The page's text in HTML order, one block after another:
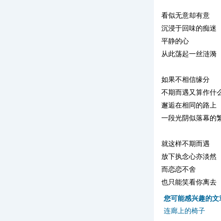
看似无意却有意
沉浸于回味的痴迷
平静的心
从此荡起一丝涟漪
如果不相信缘分
不期而遇又算作什
邂逅在相同的路上
一段光阴似落幕的
就这样不期而遇
放下执念心亦淡然
而恋恋不舍
也只能笑看你离去
您可能感兴趣的文
连廊上的椅子